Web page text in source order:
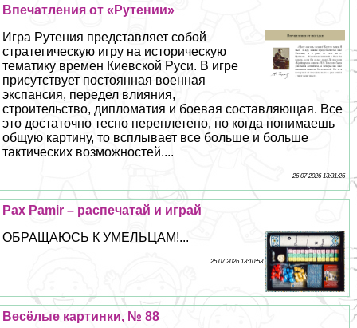
Впечатления от «Рутении»
Игра Рутения представляет собой
стратегическую игру на историческую
тематику времен Киевской Руси. В игре
присутствует постоянная военная
экспансия, передел влияния,
строительство, дипломатия и боевая составляющая. Все
это достаточно тесно переплетено, но когда понимаешь
общую картину, то всплывает все больше и больше
тактических возможностей....
26 07 2026 13:31:26
Pax Pamir – распечатай и играй
ОБРАЩАЮСЬ К УМЕЛЬЦАМ!...
25 07 2026 13:10:53
Весёлые картинки, № 88